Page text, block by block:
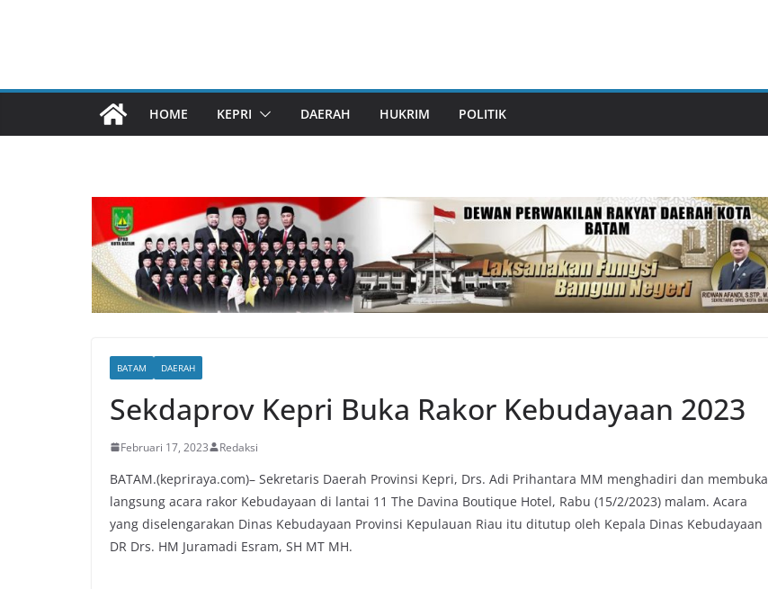
HOME KEPRI DAERAH HUKRIM POLITIK
BATAM DAERAH
Sekdaprov Kepri Buka Rakor Kebudayaan 2023
Februari 17, 2023 Redaksi
BATAM.(kepriraya.com)– Sekretaris Daerah Provinsi Kepri, Drs. Adi Prihantara MM menghadiri dan membuka
langsung acara rakor Kebudayaan di lantai 11 The Davina Boutique Hotel, Rabu (15/2/2023) malam. Acara
yang diselengarakan Dinas Kebudayaan Provinsi Kepulauan Riau itu ditutup oleh Kepala Dinas Kebudayaan
DR Drs. HM Juramadi Esram, SH MT MH.